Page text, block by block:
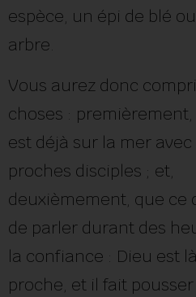
espèce, un épi de blé
arbre.
Vous aurez donc
choses : premièrement,
est déjà sur la mer avec
proches disciples ; et,
deuxièmement, que ce
de parler durant des
la confiance : Dieu est
proche, et il fait